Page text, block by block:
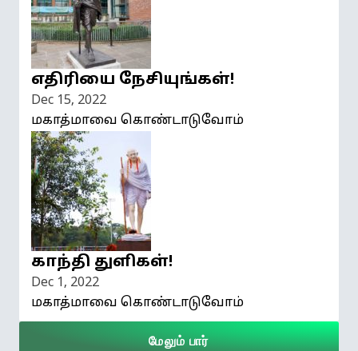
எதிரியை நேசியுங்கள்!
Dec 15, 2022
மகாத்மாவை கொண்டாடுவோம்
காந்தி துளிகள்!
Dec 1, 2022
மகாத்மாவை கொண்டாடுவோம்
மேலும் பார்